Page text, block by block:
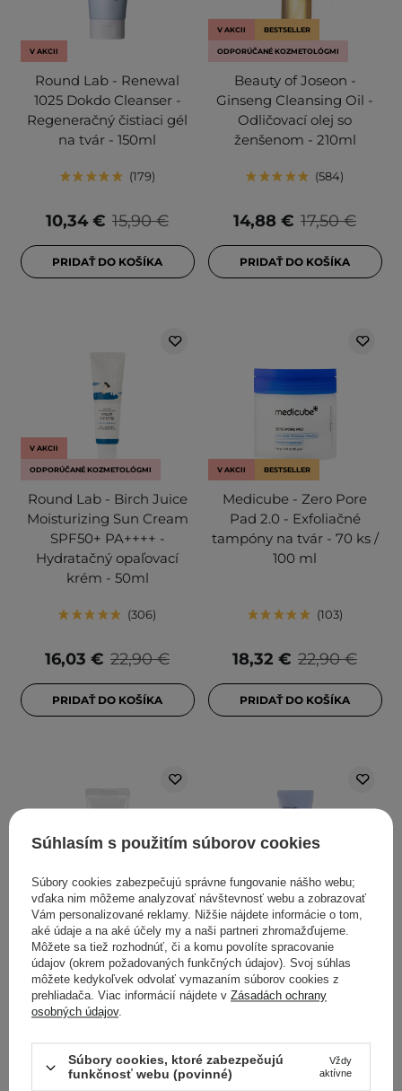
V AKCII
Round Lab - Renewal
1025 Dokdo Cleanser -
Regeneračný čistiaci gél
na tvár - 150ml
179
15,90 €
10,34 €
PRIDAŤ DO KOŠÍKA
V AKCII BESTSELLER
ODPORÚČANÉ KOZMETOLÓGMI
Beauty of Joseon -
Ginseng Cleansing Oil -
Odličovací olej so
ženšenom - 210ml
584
17,50 €
14,88 €
PRIDAŤ DO KOŠÍKA
V AKCII
ODPORÚČANÉ KOZMETOLÓGMI
Round Lab - Birch Juice
Moisturizing Sun Cream
SPF50+ PA++++ -
Hydratačný opaľovací
krém - 50ml
306
22,90 €
16,03 €
PRIDAŤ DO KOŠÍKA
V AKCII BESTSELLER
Medicube - Zero Pore
Pad 2.0 - Exfoliačné
tampóny na tvár - 70 ks /
100 ml
103
22,90 €
18,32 €
PRIDAŤ DO KOŠÍKA
V AKCII BESTSELLER
ODPORÚČANÉ KOZMETOLÓGMI
COSRX - Aloe Soothing
Sun Cream SPF
50+/PA+++ - Hydratačný
krém s ochranným UV
faktorom - 50ml
1530
V AKCII BESTSELLER
COSRX - Ultra - Light
Invisible Sunscreen
SPF50+/PA++++ - Ľahký
hydratačný opaľovací
156
Súhlasím s použitím súborov cookies
Súbory cookies zabezpečujú správne fungovanie nášho webu;
vďaka nim môžeme analyzovať návštevnosť webu a zobrazovať
Vám personalizované reklamy. Nižšie nájdete informácie o tom,
aké údaje a na aké účely my a naši partneri zhromažďujeme.
Môžete sa tiež rozhodnúť, či a komu povolíte spracovanie
údajov (okrem požadovaných funkčných údajov). Svoj súhlas
môžete kedykoľvek odvolať vymazaním súborov cookies z
prehliadača. Viac informácií nájdete v Zásadách ochrany
osobných údajov.
Súbory cookies, ktoré zabezpečujú
funkčnosť webu (povinné)
Vždy
aktívne